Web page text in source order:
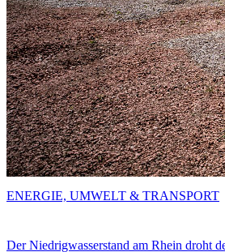
Der Niedrigwasserstand am Rhein droht
ENERGIE, UMWELT & TRANSPORT